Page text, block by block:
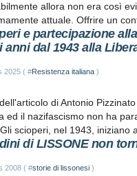
allora non era così
attuale. Offrire un
e partecipazione
anni dal 1943 alla
2025 ( #Resistenza italiana )
di Antonio
ed il nazifascismo non ha
scioperi, nel 1943, iniziano
di LISSONE non
2008 ( #storie di lissonesi )